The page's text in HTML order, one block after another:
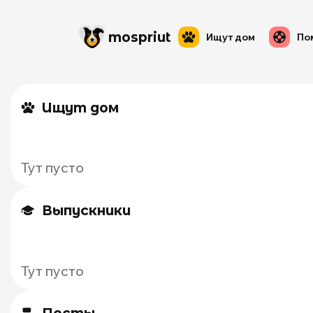
mospriut Ищут дом
Ищут дом
Тут пусто
Выпускники
Тут пусто